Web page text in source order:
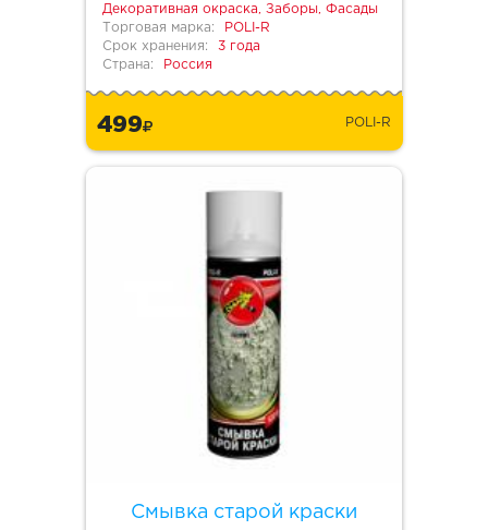
Декоративная окраска, Заборы, Фасады
Торговая марка:
POLI-R
Срок хранения:
3 года
Страна:
Россия
499 POLI-R
Смывка старой краски